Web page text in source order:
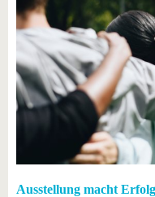
Ausstellung macht